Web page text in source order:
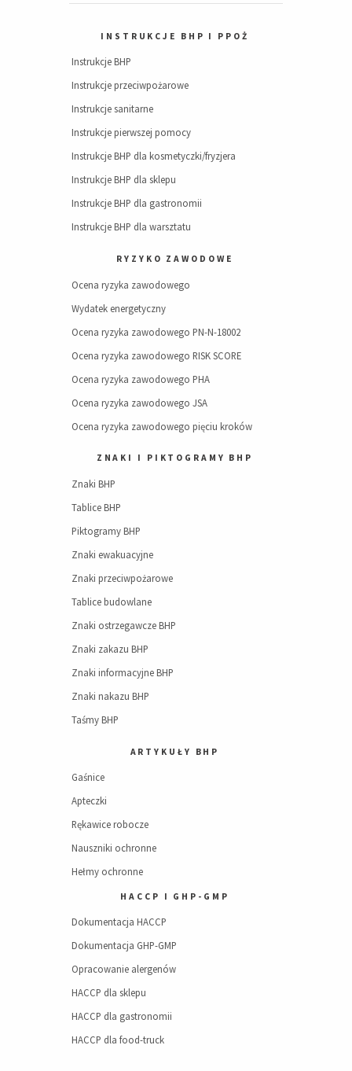
INSTRUKCJE BHP I PPOŻ
Instrukcje BHP
Instrukcje przeciwpożarowe
Instrukcje sanitarne
Instrukcje pierwszej pomocy
Instrukcje BHP dla kosmetyczki/fryzjera
Instrukcje BHP dla sklepu
Instrukcje BHP dla gastronomii
Instrukcje BHP dla warsztatu
RYZYKO ZAWODOWE
Ocena ryzyka zawodowego
Wydatek energetyczny
Ocena ryzyka zawodowego PN-N-18002
Ocena ryzyka zawodowego RISK SCORE
Ocena ryzyka zawodowego PHA
Ocena ryzyka zawodowego JSA
Ocena ryzyka zawodowego pięciu kroków
ZNAKI I PIKTOGRAMY BHP
Znaki BHP
Tablice BHP
Piktogramy BHP
Znaki ewakuacyjne
Znaki przeciwpożarowe
Tablice budowlane
Znaki ostrzegawcze BHP
Znaki zakazu BHP
Znaki informacyjne BHP
Znaki nakazu BHP
Taśmy BHP
ARTYKUŁY BHP
Gaśnice
Apteczki
Rękawice robocze
Nauszniki ochronne
Hełmy ochronne
HACCP I GHP-GMP
Dokumentacja HACCP
Dokumentacja GHP-GMP
Opracowanie alergenów
HACCP dla sklepu
HACCP dla gastronomii
HACCP dla food-truck